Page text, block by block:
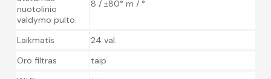
nuotolinio
valdymo pulto:
8 / ±80° m / °
Laikmatis
24 val.
Oro filtras
taip